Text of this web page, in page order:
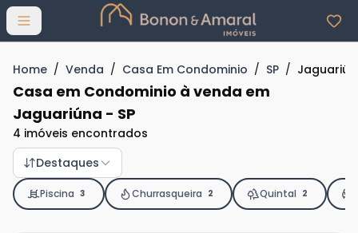
Abrir menu
Home / Venda / Casa Em Condominio / SP /
Casa em Condominio à venda em
Jaguariúna - SP
4 imóveis encontrados
Destaques
Piscina 3 Churrasqueira 2 Quintal 2